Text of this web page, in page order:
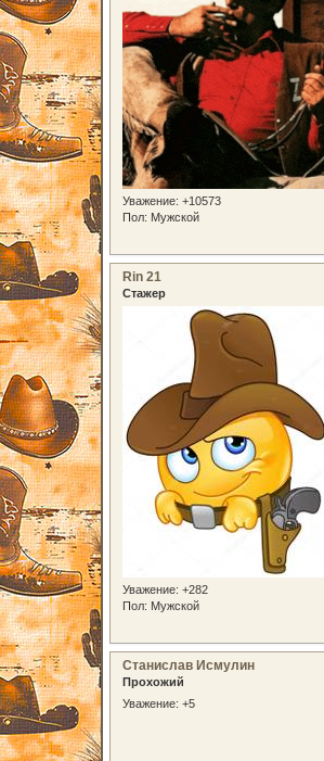
Уважение: +10573
Пол: Мужской
Rin 21
Стажер
Уважение: +282
Пол: Мужской
Станислав Исмулин
Прохожий
Уважение: +5